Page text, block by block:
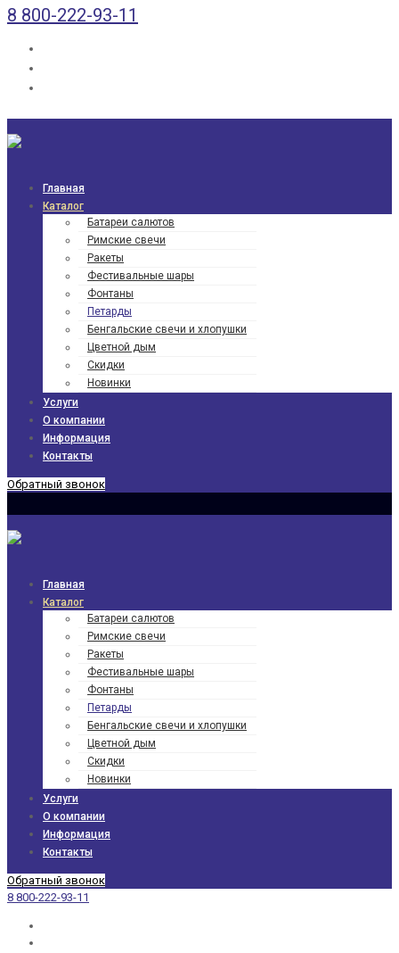
8 800-222-93-11
Главная
Каталог
Батареи салютов
Римские свечи
Ракеты
Фести­валь­ные шары
Фонтаны
Петарды
Бенгаль­ские свечи и хлопушки
Цветной дым
Скидки
Новинки
Услуги
О компании
Информация
Контакты
Обратный звонок
Главная
Каталог
Батареи салютов
Римские свечи
Ракеты
Фести­валь­ные шары
Фонтаны
Петарды
Бенгаль­ские свечи и хлопушки
Цветной дым
Скидки
Новинки
Услуги
О компании
Информация
Контакты
Обратный звонок
8 800-222-93-11